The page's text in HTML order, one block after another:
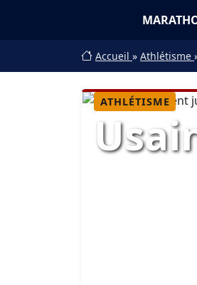
Accueil » Athlétisme
ATHLÉTISME